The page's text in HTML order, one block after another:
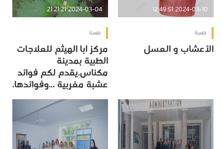
2024-03-10 12:49:51
صحة
الأعشاب و العسل
2024-03-04 21:21:21
صحة
مركز ابا الهيثم للعلاجات
الطبية بمدينة
مكناس.يقدم لكم فوائد
عشبة مغربية ...وفوائدها.